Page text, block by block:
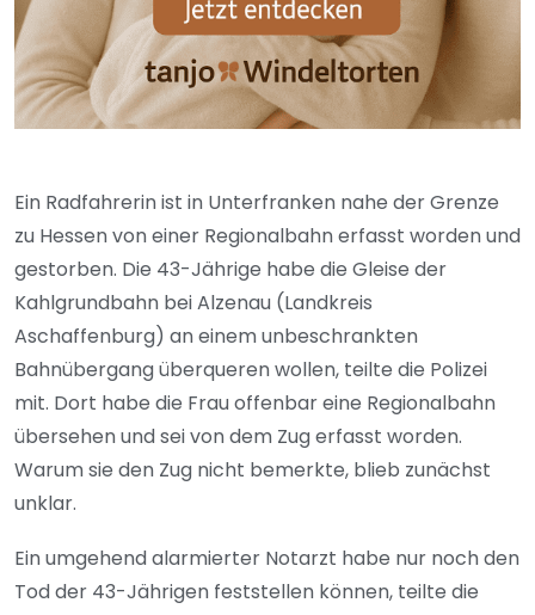
Ein Radfahrerin ist in Unterfranken nahe der Grenze
zu Hessen von einer Regionalbahn erfasst worden und
gestorben. Die 43-Jährige habe die Gleise der
Kahlgrundbahn bei Alzenau (Landkreis
Aschaffenburg) an einem unbeschrankten
Bahnübergang überqueren wollen, teilte die Polizei
mit. Dort habe die Frau offenbar eine Regionalbahn
übersehen und sei von dem Zug erfasst worden.
Warum sie den Zug nicht bemerkte, blieb zunächst
unklar.
Ein umgehend alarmierter Notarzt habe nur noch den
Tod der 43-Jährigen feststellen können, teilte die